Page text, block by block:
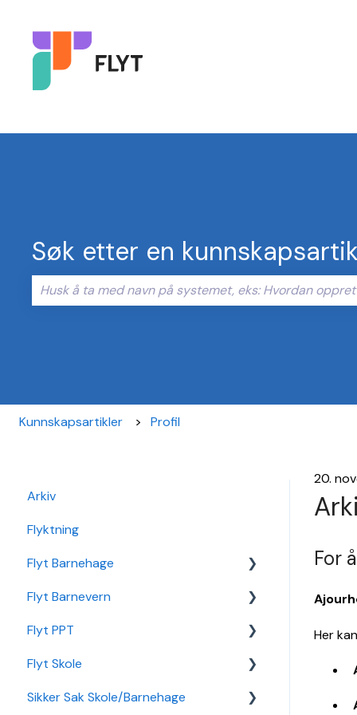
Søk etter en
Kunnskapsartikler Profil
20.
For
Her
Arkiv
Flyktning
Flyt Barnehage
Flyt Barnehage Hjelpeside
Min Barnehage (app)
Redusert foreldrebetaling
Sikker Sak Barnehage
Flyt Barnevern
Autopay
Vedtak
Ansatt
Flyt PPT
Statistikk
Flyt Skole
Integrasjon Sikker Sak
Sikker Sak Skole/Barnehage